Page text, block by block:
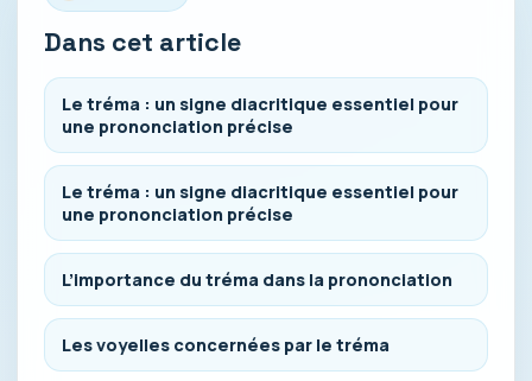
Dans cet article
Le tréma : un signe diacritique essentiel pour
une prononciation précise
Le tréma : un signe diacritique essentiel pour
une prononciation précise
L’importance du tréma dans la prononciation
Les voyelles concernées par le tréma